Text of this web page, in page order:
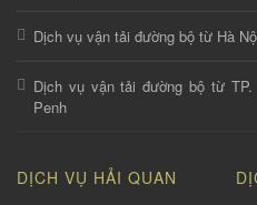
Dịch vụ vận tải đường bộ từ Hà
Dịch vụ vận tải đường bộ từ
Penh
DỊCH VỤ HẢI QUAN